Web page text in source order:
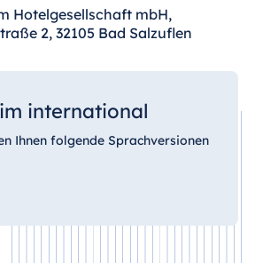
Hotelgesellschaft mbH,
2, 32105 Bad Salzuflen
international
Ihnen folgende Sprachversionen